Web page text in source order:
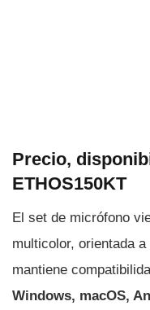
Precio,
ETHOS150KT
El set de micrófono
multicolor, orientada
mantiene
Windows, macOS,